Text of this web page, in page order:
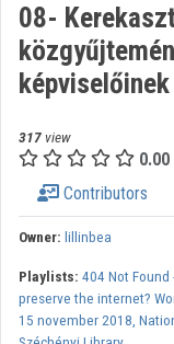
Contributors
Appearance:light
08-
317 view
0.00
Contributors
Owner: lillinbea
Playlists: 404 Not Found
preserve the internet?
15 november 2018,